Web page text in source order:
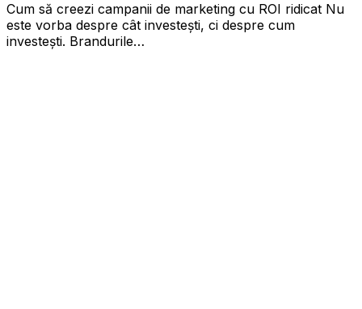
Cum să creezi campanii de marketing cu ROI ridicat Nu
este vorba despre cât investești, ci despre cum
investești. Brandurile…